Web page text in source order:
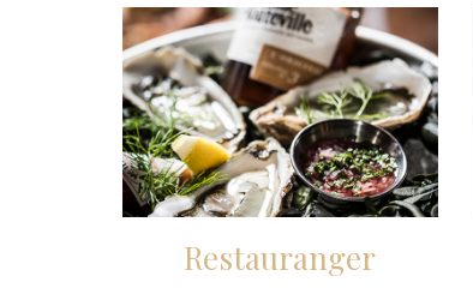
Restauranger